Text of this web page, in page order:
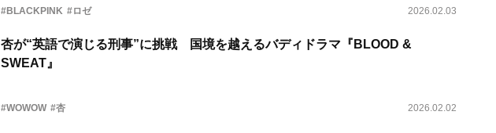
#BLACKPINK #ロゼ 2026.02.03
杏が“英語で演じる刑事”に挑戦 国境を越えるバディドラマ『BLOOD &
SWEAT』
#WOWOW #杏 2026.02.02